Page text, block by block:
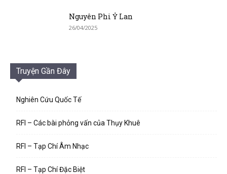
Nguyên Phi Ỷ Lan
26/04/2025
Truyện Gần Đây
Nghiên Cứu Quốc Tế
RFI – Các bài phỏng vấn của Thụy Khuê
RFI – Tạp Chí Âm Nhạc
RFI – Tạp Chí Đặc Biệt